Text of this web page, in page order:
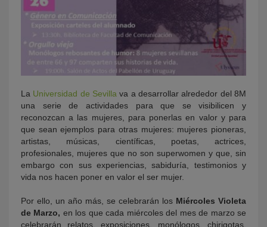
La Universidad de Sevilla va a desarrollar alrededor del 8M
una serie de actividades para que se visibilicen y
reconozcan a las mujeres, para ponerlas en valor y para
que sean ejemplos para otras mujeres: mujeres pioneras,
artistas, músicas, científicas, poetas, actrices,
profesionales, mujeres que no son superwomen y que, sin
embargo con sus experiencias, sabiduría, testimonios y
vida nos hacen poner en valor el ser mujer.
Por ello, un año más, se celebrarán los Miércoles Violeta
de Marzo, en los que cada miércoles del mes de marzo se
celebrarán relatos, exposiciones, monólogos, chirigotas,